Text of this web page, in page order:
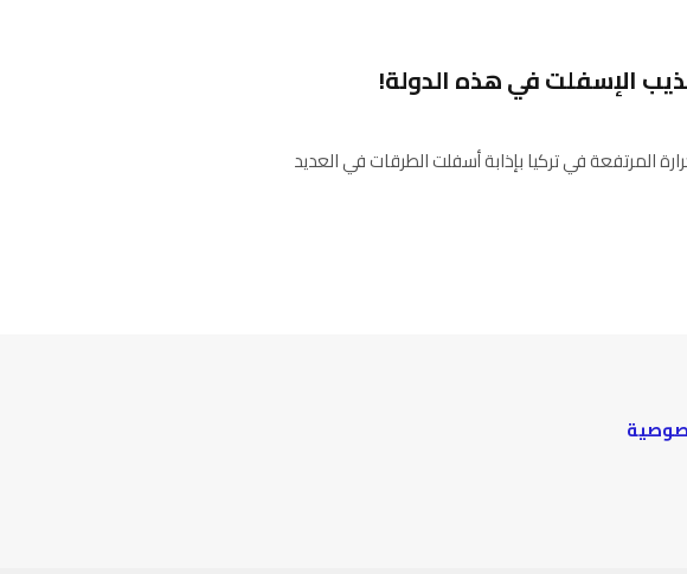
الإسفلت في هذه الدولة!
المرتفعة في تركيا بإذابة أسفلت الطرقات في العديد